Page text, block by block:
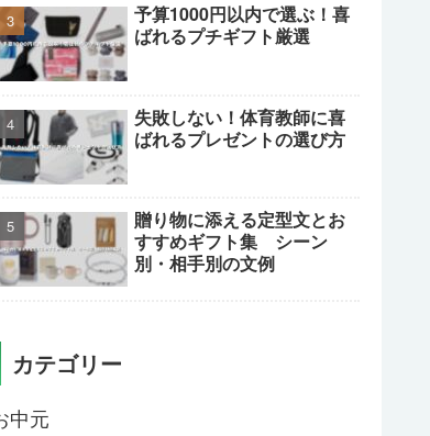
予算1000円以内で選ぶ！喜
ばれるプチギフト厳選
失敗しない！体育教師に喜
ばれるプレゼントの選び方
贈り物に添える定型文とお
すすめギフト集 シーン
別・相手別の文例
カテゴリー
中元